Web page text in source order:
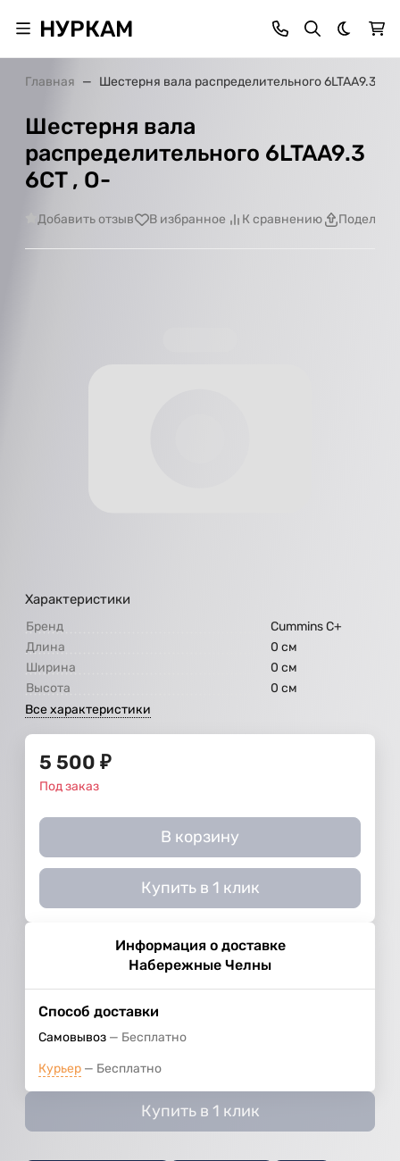
НУРКАМ Темная
Главная Шестерня вала распределительного 6LTAA9.3
Шестерня вала
распределительного 6LTAA9.3
6CT , О-
Добавить отзыв В избранное К сравнению
Характеристики
Бренд
Cummins C+
Длина
0 см
Ширина
0 см
Высота
0 см
Все характеристики
5 500 ₽
Под заказ
В корзину
Купить в 1 клик
Информация о доставке
Набережные Челны
Способ доставки
Самовывоз Бесплатно
Курьер Бесплатно
Купить в 1 клик